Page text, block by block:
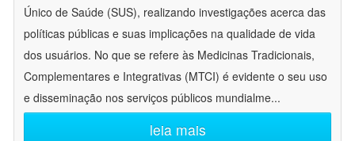
Único de Saúde (SUS), realizando investigações acerca das
políticas públicas e suas implicações na qualidade de vida
dos usuários. No que se refere às Medicinas Tradicionais,
Complementares e Integrativas (MTCI) é evidente o seu uso
e disseminação nos serviços públicos mundialme...
leia mais